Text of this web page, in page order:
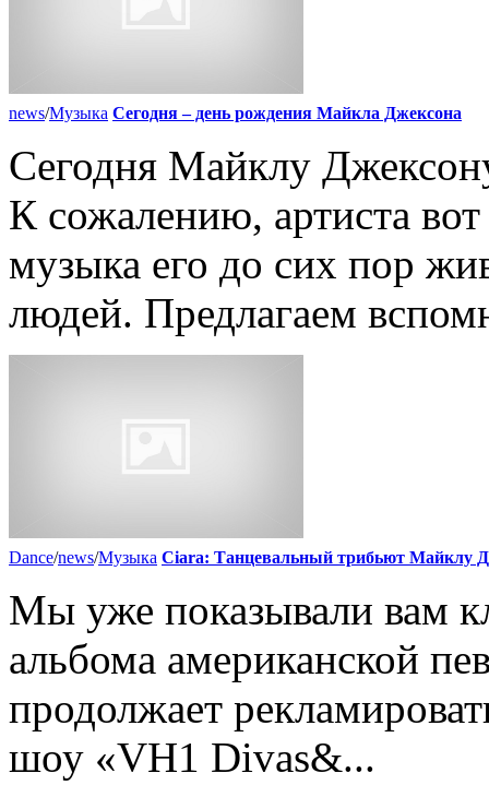
news/Музыка Сегодня – день рождения Майкла Джексона
Сегодня Майклу
К сожалению, артиста
музыка его до сих пор
людей. Предлагаем
Dance/news/Музыка Ciara: Танцевальный трибьют Майклу
Мы уже показывали вам
альбома американской
продолжает
шоу «VH1 Divas&...